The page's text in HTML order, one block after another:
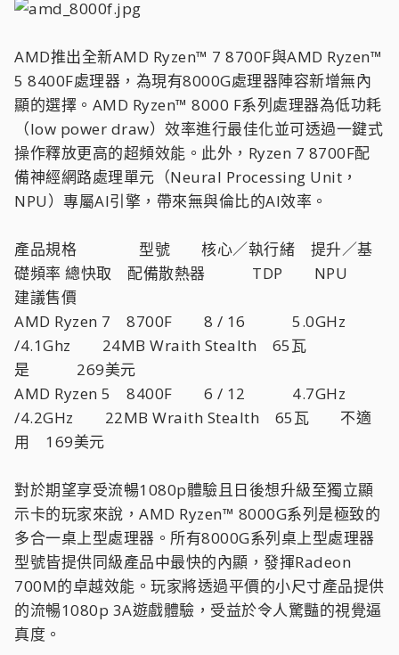
AMD推出全新AMD Ryzen™ 7 8700F與AMD Ryzen™
5 8400F處理器，為現有8000G處理器陣容新增無內
顯的選擇。AMD Ryzen™ 8000 F系列處理器為低功耗
（low power draw）效率進行最佳化並可透過一鍵式
操作釋放更高的超頻效能。此外，Ryzen 7 8700F配
備神經網路處理單元（Neural Processing Unit，
NPU）專屬AI引擎，帶來無與倫比的AI效率。
產品規格 型號 核心／執行緒 提升／基
礎頻率 總快取 配備散熱器 TDP NPU
建議售價
AMD Ryzen 7 8700F 8 / 16 5.0GHz
/4.1Ghz 24MB Wraith Stealth 65瓦
是 269美元
AMD Ryzen 5 8400F 6 / 12 4.7GHz
/4.2GHz 22MB Wraith Stealth 65瓦 不適
用 169美元
對於期望享受流暢1080p體驗且日後想升級至獨立顯
示卡的玩家來說，AMD Ryzen™ 8000G系列是極致的
多合一桌上型處理器。所有8000G系列桌上型處理器
型號皆提供同級產品中最快的內顯，發揮Radeon
700M的卓越效能。玩家將透過平價的小尺寸產品提供
的流暢1080p 3A遊戲體驗，受益於令人驚豔的視覺逼
真度。